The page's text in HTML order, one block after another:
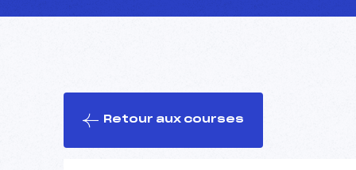
Retour aux courses